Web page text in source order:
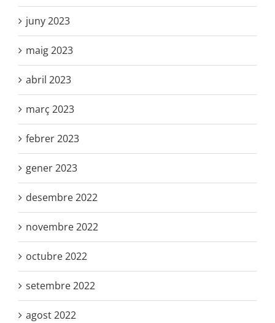
juny 2023
maig 2023
abril 2023
març 2023
febrer 2023
gener 2023
desembre 2022
novembre 2022
octubre 2022
setembre 2022
agost 2022